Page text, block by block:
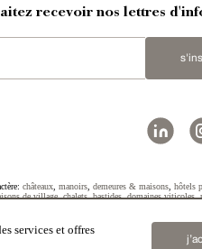
recevoir nos lettres
châteaux manoirs demeures & maisons hôtels
de village,chalets,bastides,domaines viticoles,
services et offres